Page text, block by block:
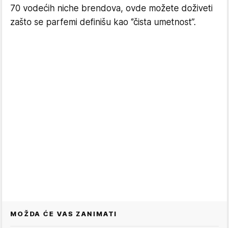
70 vodećih niche brendova, ovde možete doživeti
zašto se parfemi definišu kao ‘’čista umetnost’’.
MOŽDA ĆE VAS ZANIMATI